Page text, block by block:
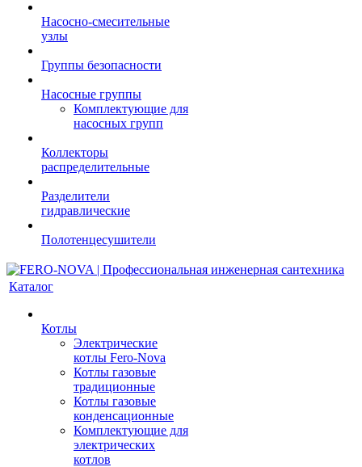
Насосно-смесительные
узлы
Группы безопасности
Насосные группы
Комплектующие для
насосных групп
Коллекторы
распределительные
Разделители
гидравлические
Полотенцесушители
Каталог
Котлы
Электрические
котлы Fero-Nova
Котлы газовые
традиционные
Котлы газовые
конденсационные
Комплектующие для
электрических
котлов